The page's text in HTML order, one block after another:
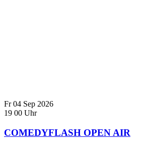
Fr 04 Sep 2026
19 00 Uhr
COMEDYFLASH OPEN AIR